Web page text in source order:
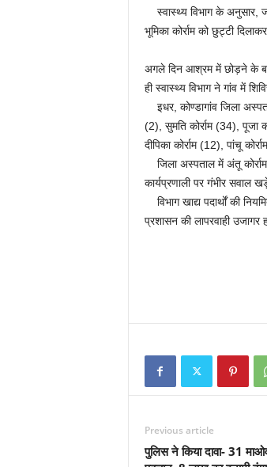
स्वास्थ्य विभाग के अनुसार,
भूमिका कोर्राम को छुट्टी
अगले दिन आश्रम में छोड़ने के
ही स्वास्थ्य विभाग ने गांव में
इधर, कोण्डागांव जिला
(2), सुमति कोर्राम (34), पूजा
दीपिका कोर्राम (12), पांचू
जिला अस्पताल में अंतू
कार्यप्रणाली पर गंभीर सवाल
विभाग खाद्य पदार्थों की
प्रशासन की लापरवाही उजागर
Previous article
पुलिस ने किया दावा- 31